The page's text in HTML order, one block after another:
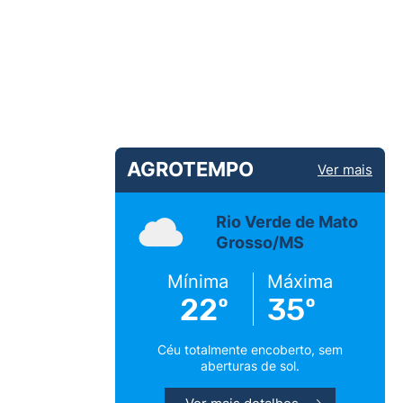
AGROTEMPO Ver mais
Rio Verde de Mato
Grosso/MS
Mínima
22º
Máxima
35º
Céu totalmente encoberto, sem
aberturas de sol.